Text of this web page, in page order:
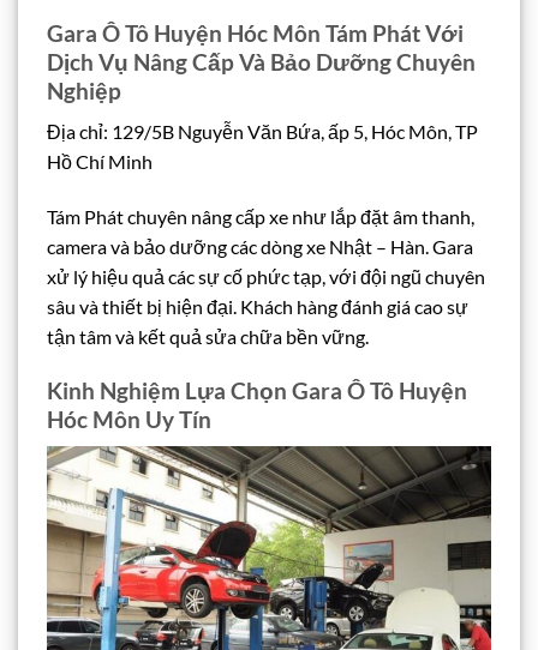
Gara Ô Tô Huyện Hóc Môn Tám Phát Với
Dịch Vụ Nâng Cấp Và Bảo Dưỡng Chuyên
Nghiệp
Địa chỉ: 129/5B Nguyễn Văn Bứa, ấp 5, Hóc Môn, TP
Hồ Chí Minh
Tám Phát chuyên nâng cấp xe như lắp đặt âm thanh,
camera và bảo dưỡng các dòng xe Nhật – Hàn. Gara
xử lý hiệu quả các sự cố phức tạp, với đội ngũ chuyên
sâu và thiết bị hiện đại. Khách hàng đánh giá cao sự
tận tâm và kết quả sửa chữa bền vững.
Kinh Nghiệm Lựa Chọn Gara Ô Tô Huyện
Hóc Môn Uy Tín